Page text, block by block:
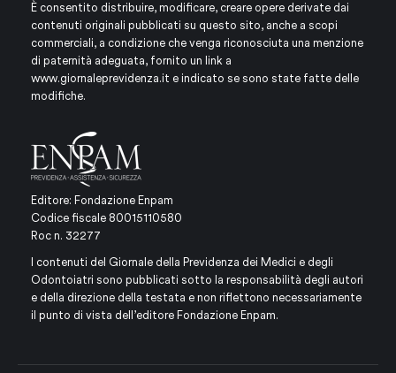
È consentito distribuire, modificare, creare opere derivate dai
contenuti originali pubblicati su questo sito, anche a scopi
commerciali, a condizione che venga riconosciuta una menzione
di paternità adeguata, fornito un link a
www.giornaleprevidenza.it e indicato se sono state fatte delle
modifiche.
Editore: Fondazione Enpam
Codice fiscale 80015110580
Roc n. 32277
I contenuti del Giornale della Previdenza dei Medici e degli
Odontoiatri sono pubblicati sotto la responsabilità degli autori
e della direzione della testata e non riflettono necessariamente
il punto di vista dell’editore Fondazione Enpam.